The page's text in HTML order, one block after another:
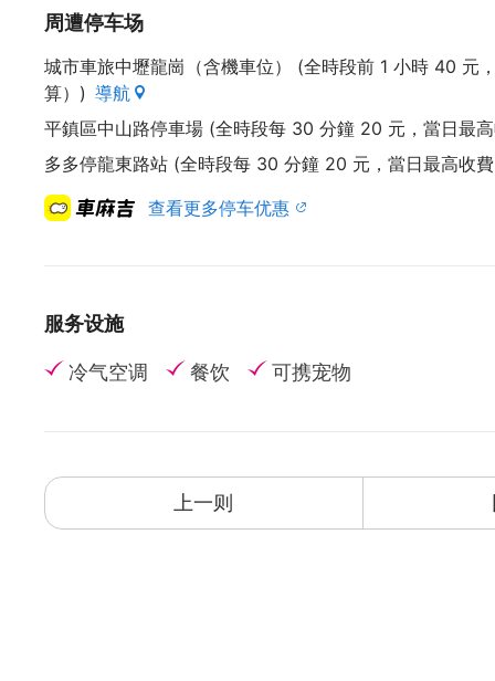
周遭停车场
城市車旅中壢龍崗（含機車位） (全時段前 1 小時 40
算）) 導航
平鎮區中山路停車場 (全時段每 30 分鐘 20 元，當日最
多多停龍東路站 (全時段每 30 分鐘 20 元，當日最高收
查看更多停车优惠
服务设施
冷气空调 餐饮 可携宠物
上一则